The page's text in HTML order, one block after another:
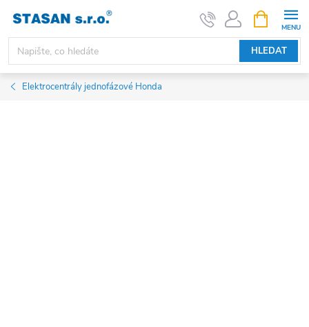
obsah
HLEDAT
NÁKUPNÍ
KOŠÍK
Elektrocentrály jednofázové Honda